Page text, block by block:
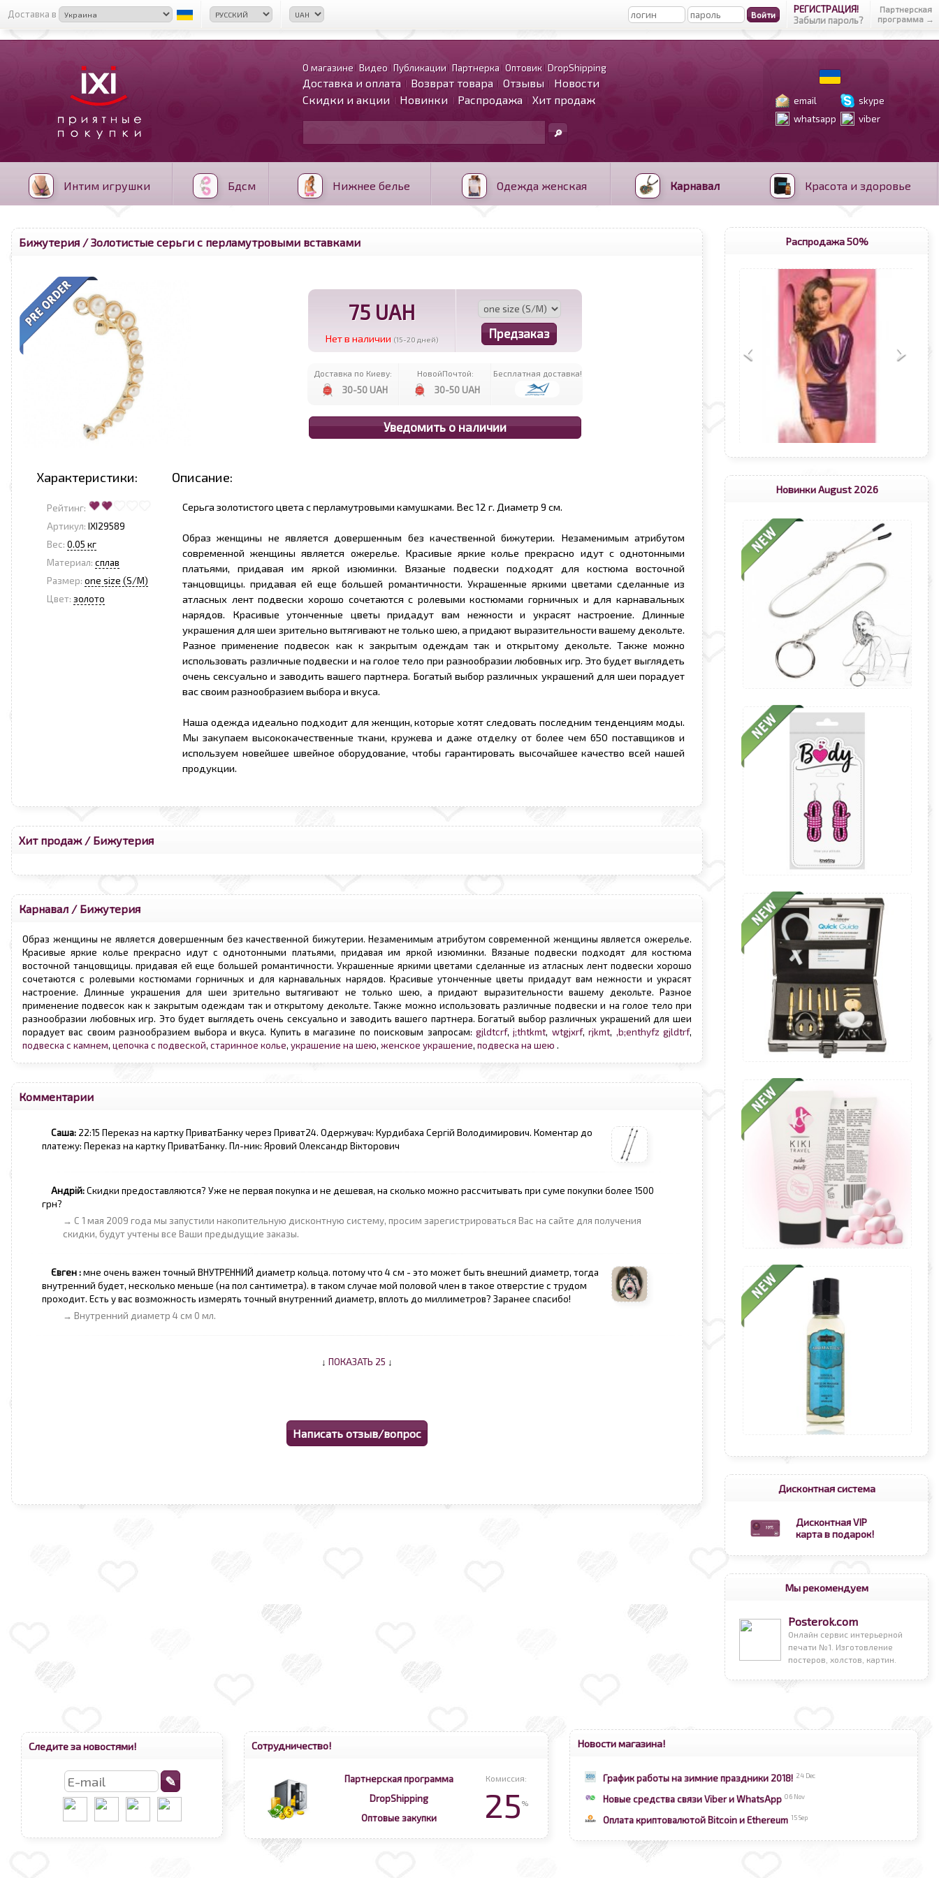
Доставка в
РЕГИСТРАЦИЯ!
Забыли пароль?
Партнерская
программа →
О магазине Видео Публикации Партнерка Оптовик DropShipping
Доставка и оплата Возврат товара Отзывы
Новости
Скидки и акции
Новинки Распродажа Хит продаж email
skype
whatsapp
viber
Интим игрушки Бдсм Нижнее белье Одежда женская Карнавал Красота и здоровье
Бижутерия / Золотистые серьги с перламутровыми вставками
75 UAH
Нет в наличии (15-20 дней)
Доставка по Киеву:
30-50 UAH
НовойПочтой:
30-50 UAH
Бесплатная доставка!
Характеристики: Описание:
Рейтинг:
Артикул: IXI29589
Вес: 0.05 кг
Материал: сплав
Размер: one size (S/M)
Цвет: золото
Серьга золотистого цвета с перламутровыми камушками. Вес 12 г. Диаметр 9 см.
Образ женщины не является довершенным без качественной бижутерии. Незаменимым атрибутом
современной женщины является ожерелье. Красивые яркие колье прекрасно идут с однотонными
платьями, придавая им яркой изюминки. Вязаные подвески подходят для костюма восточной
танцовщицы. придавая ей еще большей романтичности. Украшенные яркими цветами сделанные из
атласных лент подвески хорошо сочетаются с ролевыми костюмами горничных и для карнавальных
нарядов. Красивые утонченные цветы придадут вам нежности и украсят настроение. Длинные
украшения для шеи зрительно вытягивают не только шею, а придают выразительности вашему декольте.
Разное применение подвесок как к закрытым одеждам так и открытому декольте. Также можно
использовать различные подвески и на голое тело при разнообразии любовных игр. Это будет выглядеть
очень сексуально и заводить вашего партнера. Богатый выбор различных украшений для шеи порадует
вас своим разнообразием выбора и вкуса.
Наша одежда идеально подходит для женщин, которые хотят следовать последним тенденциям моды.
Мы закупаем высококачественные ткани, кружева и даже отделку от более чем 650 поставщиков и
используем новейшее швейное оборудование, чтобы гарантировать высочайшее качество всей нашей
продукции.
Хит продаж/ Бижутерия
Карнавал / Бижутерия
Образ женщины не является довершенным без качественной бижутерии. Незаменимым атрибутом современной женщины является ожерелье.
Красивые яркие колье прекрасно идут с однотонными платьями, придавая им яркой изюминки. Вязаные подвески подходят для костюма
восточной танцовщицы. придавая ей еще большей романтичности. Украшенные яркими цветами сделанные из атласных лент подвески хорошо
сочетаются с ролевыми костюмами горничных и для карнавальных нарядов. Красивые утонченные цветы придадут вам нежности и украсят
настроение. Длинные украшения для шеи зрительно вытягивают не только шею, а придают выразительности вашему декольте. Разное
применение подвесок как к закрытым одеждам так и открытому декольте. Также можно использовать различные подвески и на голое тело при
разнообразии любовных игр. Это будет выглядеть очень сексуально и заводить вашего партнера. Богатый выбор различных украшений для шеи
порадует вас своим разнообразием выбора и вкуса. Купить в магазине по поисковым запросам:gjldtcrf,j;thtkmt, wtgjxrf,rjkmt, ,b;enthyfz gjldtrf,
подвеска с камнем, цепочка с подвеской, старинное колье, украшение на шею, женское украшение, подвеска на шею .
Комментарии
Саша: 22:15 Переказ на картку ПриватБанку через Приват24. Одержувач: Курдибаха Сергій Володимирович. Коментар до
платежу: Переказ на картку ПриватБанку. Пл-ник: Яровий Олександр Вiкторович
Андрій:Скидки предоставляются? Уже не первая покупка и не дешевая, на сколько можно рассчитывать при суме покупки более 1500
грн?
→ С 1 мая 2009 года мы запустили накопительную дисконтную систему, просим зарегистрироваться Вас на сайте для получения
скидки, будут учтены все Ваши предыдущие заказы.
Євген :мне очень важен точный ВНУТРЕННИЙ диаметр кольца. потому что 4 см - это может быть внешний диаметр, тогда
внутренний будет, несколько меньше (на пол сантиметра). в таком случае мой половой член в такое отверстие с трудом
проходит. Есть у вас возможность измерять точный внутренний диаметр, вплоть до миллиметров? Заранее спасибо!
→ Внутренний диаметр 4 см 0 мл.
↓ ПОКАЗАТЬ 25 ↓
Распродажа 50%
Новинки August 2026
Дисконтная система
Дисконтная VIP
карта в подарок!
Мы рекомендуем
Posterok.com
Онлайн сервис интерьерной
печати №1. Изготовление
постеров, холстов, картин.
Следите за новостями! Сотрудничество!
Партнерская программа Комиссия:
25 %
DropShipping
Оптовые закупки
Новости магазина!
График работы на зимние праздники 2018! 24 Dec
Новые средства связи Viber и WhatsApp 06 Nov
Оплата криптовалютой Bitcoin и Ethereum 15 Sep